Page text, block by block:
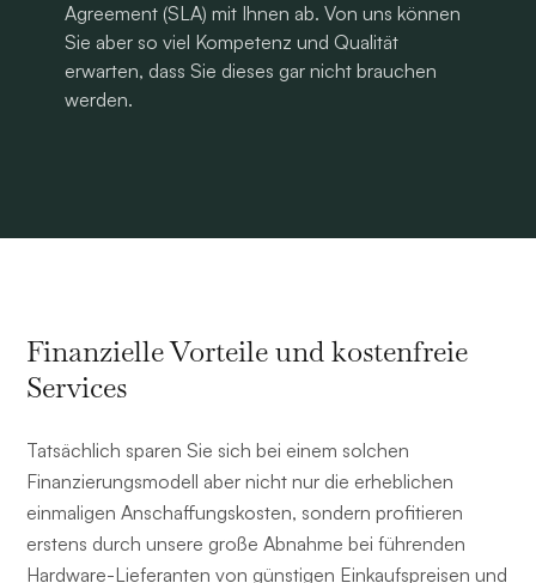
Agreement (SLA) mit Ihnen ab. Von uns können
Sie aber so viel Kompetenz und Qualität
erwarten, dass Sie dieses gar nicht brauchen
werden.
Finanzielle Vorteile und kostenfreie
Services
Tatsächlich sparen Sie sich bei einem solchen
Finanzierungsmodell aber nicht nur die erheblichen
einmaligen Anschaffungskosten, sondern profitieren
erstens durch unsere große Abnahme bei führenden
Hardware-Lieferanten von günstigen Einkaufspreisen und